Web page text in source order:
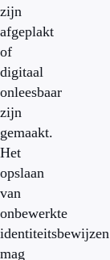
zijn
afgeplakt
of
digitaal
onleesbaar
zijn
gemaakt.
Het
opslaan
van
onbewerkte
identiteitsbewijzen
mag